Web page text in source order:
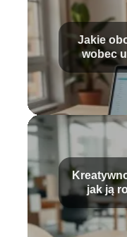
Jakie
wobec
jak ją